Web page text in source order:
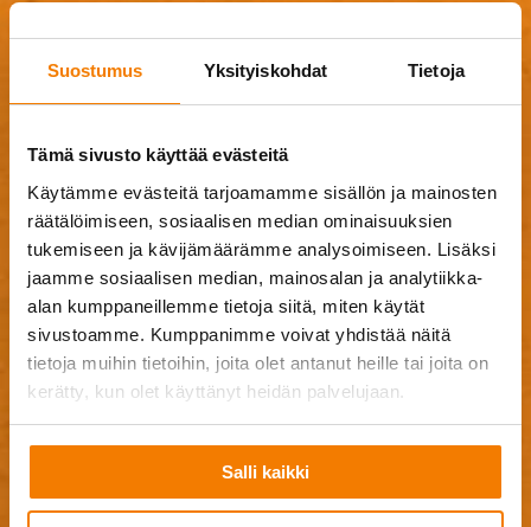
Suostumus Yksityiskohdat Tietoja
Tämä sivusto käyttää evästeitä
Käytämme evästeitä tarjoamamme sisällön ja mainosten
räätälöimiseen, sosiaalisen median ominaisuuksien
tukemiseen ja kävijämäärämme analysoimiseen. Lisäksi
jaamme sosiaalisen median, mainosalan ja analytiikka-
alan kumppaneillemme tietoja siitä, miten käytät
sivustoamme. Kumppanimme voivat yhdistää näitä
tietoja muihin tietoihin, joita olet antanut heille tai joita on
kerätty, kun olet käyttänyt heidän palvelujaan.
Salli kaikki
Tarvitsetko lisätietoja palveluistamme, tarjouksen
purku-urakallesi vai heräsikö jotain muuta kysyttävää?
mahdollisimman pian yhteydessä!